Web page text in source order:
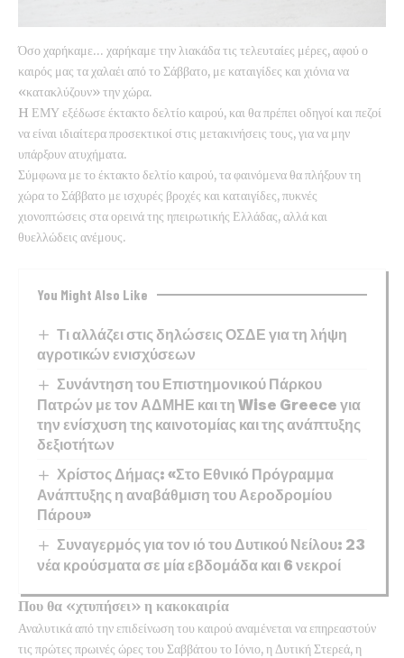
Όσο χαρήκαμε… χαρήκαμε την λιακάδα τις τελευταίες μέρες, αφού ο
καιρός μας τα χαλαέι από το Σάββατο, με καταιγίδες και χιόνια να
«κατακλύζουν» την χώρα.
H ΕΜΥ εξέδωσε έκτακτο δελτίο καιρού, και θα πρέπει οδηγοί και πεζοί
να είναι ιδιαίτερα προσεκτικοί στις μετακινήσεις τους, για να μην
υπάρξουν ατυχήματα.
Σύμφωνα με το έκτακτο δελτίο καιρού, τα φαινόμενα θα πλήξουν τη
χώρα το Σάββατο με ισχυρές βροχές και καταιγίδες, πυκνές
χιονοπτώσεις στα ορεινά της ηπειρωτικής Ελλάδας, αλλά και
θυελλώδεις ανέμους.
You Might Also Like
Τι αλλάζει στις δηλώσεις ΟΣΔΕ για τη λήψη
αγροτικών ενισχύσεων
Συνάντηση του Επιστημονικού Πάρκου
Πατρών με τον ΑΔΜΗΕ και τη Wise Greece για
την ενίσχυση της καινοτομίας και της ανάπτυξης
δεξιοτήτων
Χρίστος Δήμας: «Στο Εθνικό Πρόγραμμα
Ανάπτυξης η αναβάθμιση του Αεροδρομίου
Πάρου»
Συναγερμός για τον ιό του Δυτικού Νείλου: 23
νέα κρούσματα σε μία εβδομάδα και 6 νεκροί
Που θα «χτυπήσει» η κακοκαιρία
Αναλυτικά από την επιδείνωση του καιρού αναμένεται να επηρεαστούν
τις πρώτες πρωινές ώρες του Σαββάτου το Ιόνιο, η Δυτική Στερεά, η